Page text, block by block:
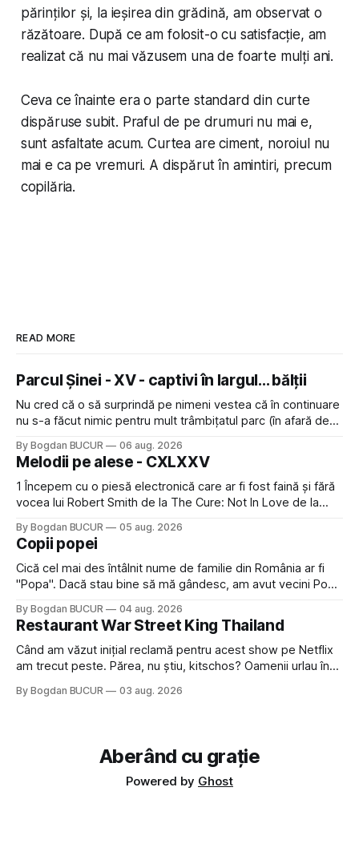
părinților și, la ieșirea din grădină, am observat o
răzătoare. După ce am folosit-o cu satisfacție, am
realizat că nu mai văzusem una de foarte mulți ani.
Ceva ce înainte era o parte standard din curte
dispăruse subit. Praful de pe drumuri nu mai e,
sunt asfaltate acum. Curtea are ciment, noroiul nu
mai e ca pe vremuri. A dispărut în amintiri, precum
copilăria.
READ MORE
Parcul Șinei - XV - captivi în largul... bălții
Nu cred că o să surprindă pe nimeni vestea că în continuare
nu s-a făcut nimic pentru mult trâmbițatul parc (în afară de
timp pui și latră prin gard la lumea care trece prin zonă). Am
avut, în schimb, o belea
By Bogdan BUCUR 06 aug. 2026
Melodii pe alese - CXLXXV
1 Începem cu o piesă electronică care ar fi fost faină și fără
vocea lui Robert Smith de la The Cure: Not In Love de la
a dovedit că jumătatea masculină a acelui duo era cam
dubioasă...) 2. Băgăm la
By Bogdan BUCUR 05 aug. 2026
Copii popei
Cică cel mai des întâlnit nume de familie din România ar fi
"Popa". Dacă stau bine să mă gândesc, am avut vecini Popa
Dexonline spune de etimologia termenului de popă că ar
veni din slava veche, popŭ,
By Bogdan BUCUR 04 aug. 2026
Restaurant War Street King Thailand
Când am văzut inițial reclamă pentru acest show pe Netflix
am trecut peste. Părea, nu știu, kitschos? Oamenii urlau în
fine dining din alte show-uri... așa că am zis pas. Apoi ceva,
By Bogdan BUCUR 03 aug. 2026
Aberând cu grație
Powered by Ghost